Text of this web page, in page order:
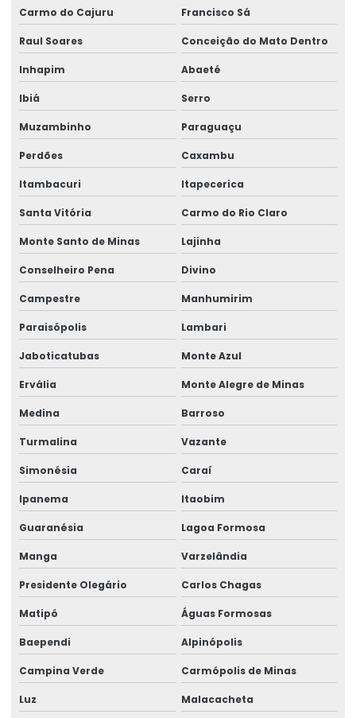
Carmo do Cajuru Francisco Sá
Raul Soares Conceição do Mato Dentro
Inhapim Abaeté
Ibiá Serro
Muzambinho Paraguaçu
Perdões Caxambu
Itambacuri Itapecerica
Santa Vitória Carmo do Rio Claro
Monte Santo de Minas Lajinha
Conselheiro Pena Divino
Campestre Manhumirim
Paraisópolis Lambari
Jaboticatubas Monte Azul
Ervália Monte Alegre de Minas
Medina Barroso
Turmalina Vazante
Simonésia Caraí
Ipanema Itaobim
Guaranésia Lagoa Formosa
Manga Varzelândia
Presidente Olegário Carlos Chagas
Matipó Águas Formosas
Baependi Alpinópolis
Campina Verde Carmópolis de Minas
Luz Malacacheta